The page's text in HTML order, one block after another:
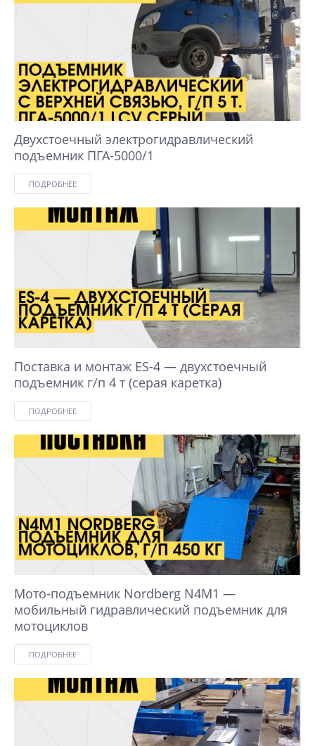
Двухстоечный электрогидравлический
подъемник ПГА-5000/1
ПОДРОБНЕЕ
Поставка и монтаж ES-4 — двухстоечный
подъемник г/п 4 т (серая каретка)
ПОДРОБНЕЕ
Мото-подъемник Nordberg N4M1 —
мобильный гидравлический подъемник для
мотоциклов
ПОДРОБНЕЕ